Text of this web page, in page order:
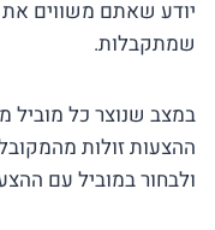
יודע שאתם משווים
שמתקבלות.
במצב שנוצר כל מוביל
ההצעות זולות
ולבחור במוביל עם